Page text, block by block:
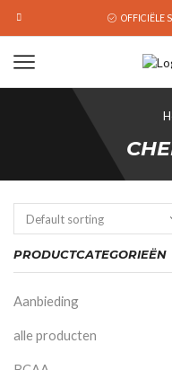
OFFICIËLE
PRODUCTCATEGORIEËN
Aanbieding
alle producten